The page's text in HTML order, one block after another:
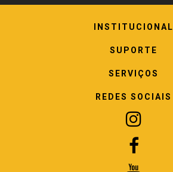
INSTITUCIONAL
SUPORTE
SERVIÇOS
REDES SOCIAIS